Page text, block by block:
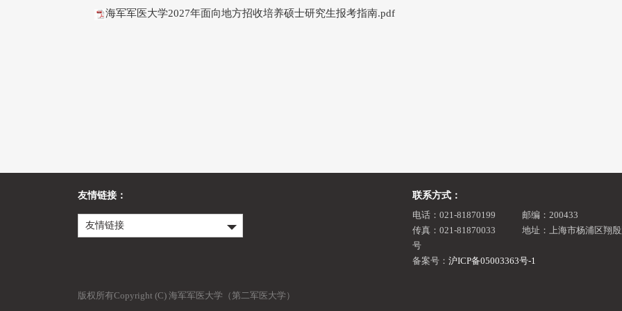
海军军医大学2027年面向地方招收培养硕士研究生报考指南.pdf
友情链接：
友情链接
联系方式：
电话：021-81870199
邮编：200433
传真：021-81870033
地址：上海市杨浦区翔
号
备案号： 沪ICP备05003363号-1
版权所有Copyright (C) 海军军医大学（第二军医大学）